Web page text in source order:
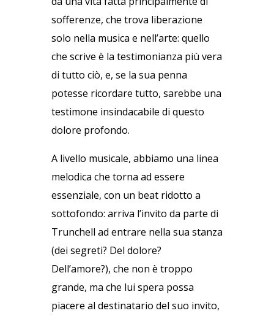
sofferenze, che trova liberazione
solo nella musica e nell’arte: quello
che scrive è la testimonianza più vera
di tutto ciò, e, se la sua penna
potesse ricordare tutto, sarebbe una
testimone insindacabile di questo
dolore profondo.
A livello musicale, abbiamo una linea
melodica che torna ad essere
essenziale, con un beat ridotto a
sottofondo: arriva l’invito da parte di
Trunchell ad entrare nella sua stanza
(dei segreti? Del dolore?
Dell’amore?), che non è troppo
grande, ma che lui spera possa
piacere al destinatario del suo invito,